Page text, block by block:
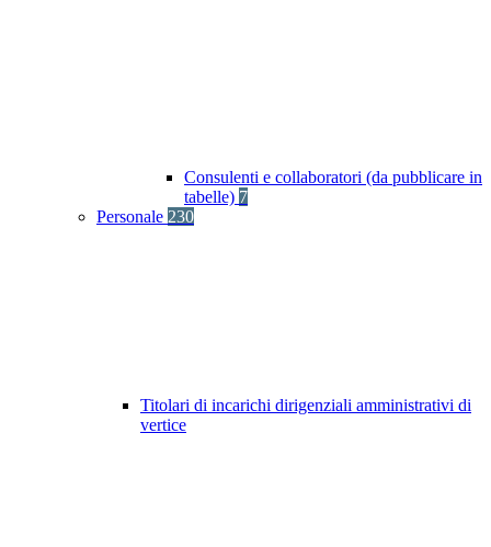
Consulenti e collaboratori (da pubblicare in
tabelle) 7
Personale 230
Titolari di incarichi dirigenziali amministrativi di
vertice